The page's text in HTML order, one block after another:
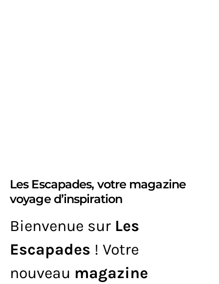
Les Escapades, votre magazine
voyage d’inspiration
Bienvenue sur Les
Escapades ! Votre
nouveau magazine